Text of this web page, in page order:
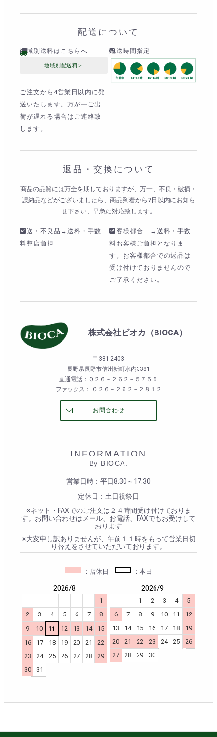
配送について
地域別送料はこちらへ
地域別配送料＞
ご注文から4営業日以内に発
送いたします。万が一ご出
荷が遅れる場合はご連絡致
します。
配送時間指定
返品・交換について
商品の品質には万全を期しておりますが、万一、不良・破損・
誤納品などがございましたら、商品到着から7日以内にお知ら
せ下さい、早急に対応致します。
誤送・不良品→送料・手数
料弊店負担
お客様都合 →送料・手数
料お客様ご負担となりま
す。お客様都合での返品は
受け付けておりませんので
ご了承ください。
株式会社ビオカ（BIOCA）
〒381-2403
長野県長野市信州新町水内3381
直通電話：０２６－２６２－５７５５
ファックス： ０２６－２６２－２８１２
お問合わせ
INFORMATION
By BIOCA.
営業日時：平日8:30～17:30
定休日：土日祝祭日
※ネット・FAXでのご注文は２４時間受け付けておりま
す。お問い合わせはメール、お電話、FAXでもお受けして
おります
※大変申し訳ありませんが、午前１１時をもって営業日切
り替えをさせていただいております。
：店休日 ：本日
2026/8
1
2
3 4 5 6 7
8
9
10 11 12 13 14
15
16
17 18 19 20 21
22
23
24 25 26 27 28
29
30
31
2026/9
1 2 3 4
5
6
7 8 9 10 11
12
13
14 15 16 17 18
19
20
21 22 23 24 25
26
27
28 29 30